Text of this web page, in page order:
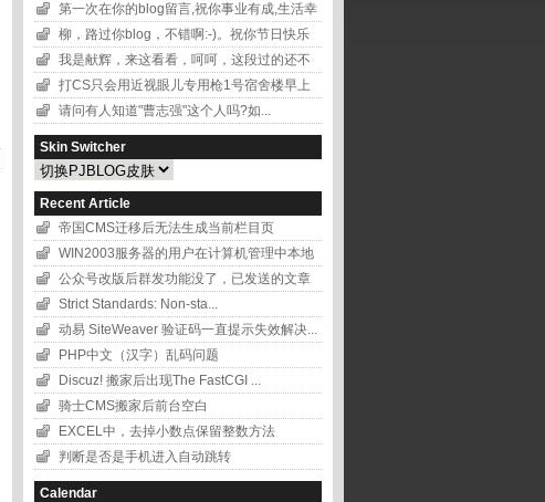
第一次在你的blog留言,祝你事业有成,生活幸
福 ...
柳，路过你blog，不错啊:-)。祝你节日快乐
我是献辉，来这看看，呵呵，这段过的还不
错吧，多久没...
打CS只会用近视眼儿专用枪1号宿舍楼早上
起床最晚每...
请问有人知道"曹志强"这个人吗?如...
Skin Switcher
Recent Article
帝国CMS迁移后无法生成当前栏目页
WIN2003服务器的用户在计算机管理中本地
用户和...
公众号改版后群发功能没了，已发送的文章
从哪删呢
Strict Standards: Non-sta...
动易 SiteWeaver 验证码一直提示失效解决...
PHP中文（汉字）乱码问题
Discuz! 搬家后出现The FastCGI ...
骑士CMS搬家后前台空白
EXCEL中，去掉小数点保留整数方法
判断是否是手机进入自动跳转
Calendar